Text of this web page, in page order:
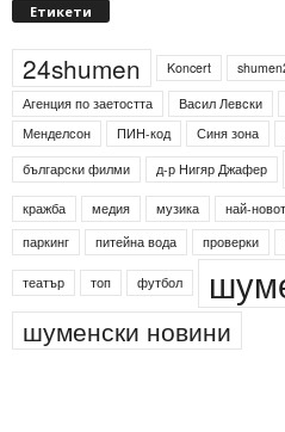
Етикети
24shumen Koncert
Агенция по заетостта
Васил Левски
Менделсон
ПИН-код Синя зона
български филми
д-р Нигяр Джафер
кражба медия музика най-
паркинг питейна вода проверки
театър топ футбол
шуменски новини